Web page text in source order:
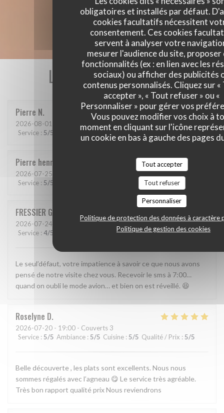
obligatoires et installés par défaut.
cookies facultatifs nécessitent
consentement. Ces cookies
servent à analyser votre
mesurer l'audience du site, proposer
fonctionnalités (ex : en lien avec les
sociaux) ou afficher des publicités
contenus personnalisés. Cliquez sur «
accepter », « Tout refuser » ou «
Personnaliser » pour gérer vos
Vous pouvez modifier vos choix à
moment en cliquant sur l'icône
un cookie en bas à gauche des pages
Tout accepter
Tout refuser
Personnaliser
Politique de protection des données à caractère
Politique de gestion des cookies
Les avis de nos clients
Pierre N
2026-08-01 - 20:15 - Couverts 2
Service : 5/5 Ambiance:5/5 Cuisine :4/5 Qualité / Prix: 4/5
Pierre henry
2026-07-25
Service : 5/5 Qualité / Prix
FRESSIER G
2026-07-24 - 19:00 - Couverts 2
Service : 4/5 Cuisine:4/5 Qualité / Prix:3/5
Le seul’défaut, votre impatience à savoir ce que nous avons
pensé de notre visite chez vous. Recevoir le sms à 7:00…
quand on oubli le mode avion… et bien on est réveillé. 😆
Roselyne D
2026-07-20 - 19:00 - Couverts 3
Service : 5/5 Ambiance : 5/5 Cuisine : 5/5 Qualité / Prix : 5/5
Belle découverte , les plats sont excellents. Nous nous
sommes régalés avec l’agneau 😋 Le service très agréable.
Très bon rapport qualité prix Nous reviendrons